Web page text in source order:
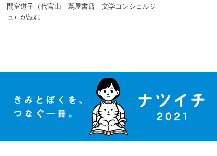
間室道子（代官山 蔦屋書店 文学コンシェルジ
ュ）が読む